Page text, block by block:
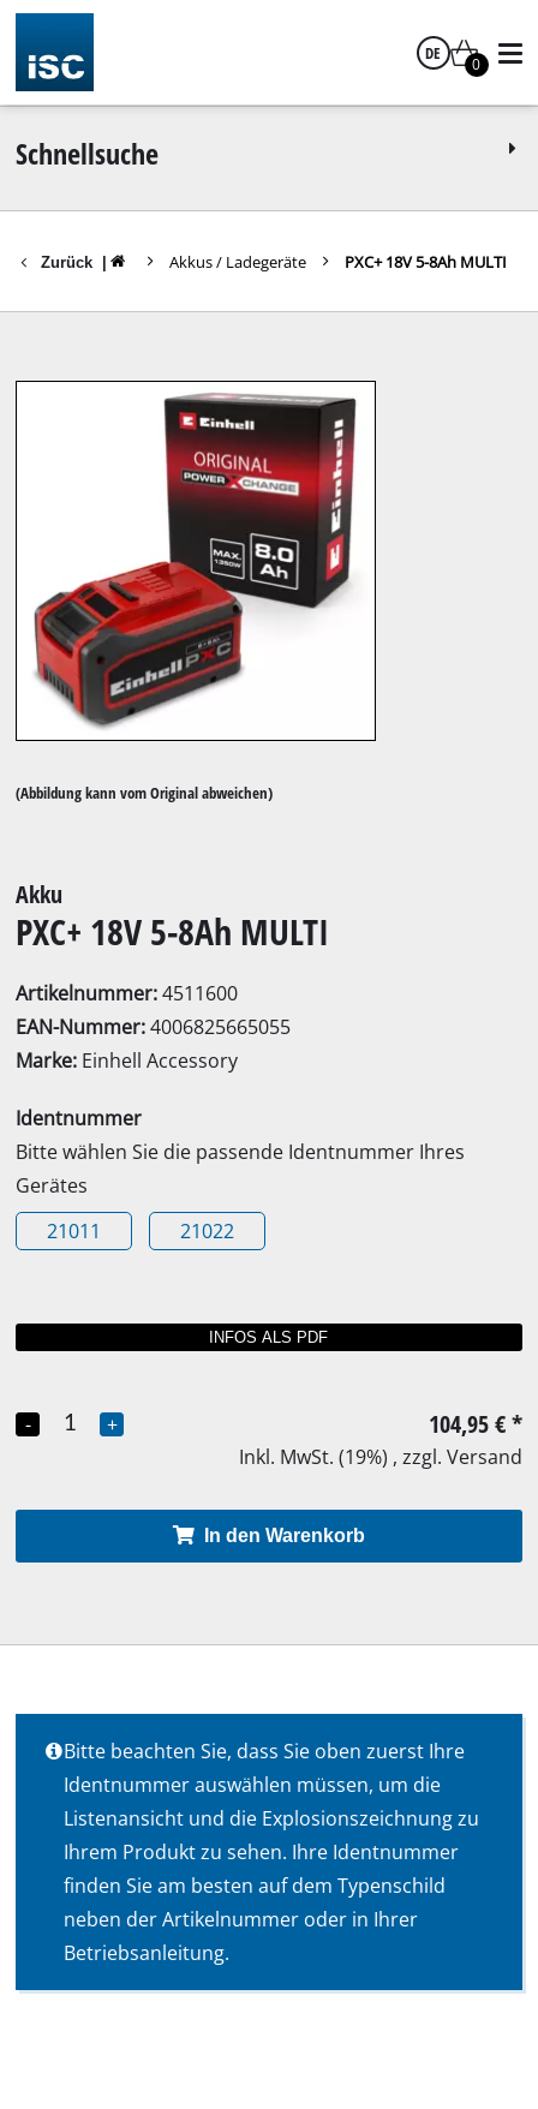
DE
0
Schnellsuche
Zurück Akkus / Ladegeräte PXC+ 18V 5-8Ah MULTI
(Abbildung kann vom Original abweichen)
Akku
PXC+ 18V 5-8Ah MULTI
Artikelnummer:4511600
EAN-Nummer:4006825665055
Marke: Einhell Accessory
Identnummer
Bitte wählen Sie die passende Identnummer Ihres
Gerätes
21011
21022
- + 104,95 €*
Inkl. MwSt. (19%) , zzgl. Versand
In den Warenkorb
Bitte beachten Sie, dass Sie oben zuerst Ihre
Identnummer auswählen müssen, um die
Listenansicht und die Explosionszeichnung zu
Ihrem Produkt zu sehen. Ihre Identnummer
finden Sie am besten auf dem Typenschild
neben der Artikelnummer oder in Ihrer
Betriebsanleitung.